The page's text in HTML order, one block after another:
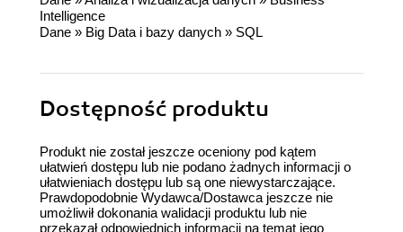
Intelligence
Dane » Big Data i bazy danych » SQL
Dostępność produktu
Produkt nie został jeszcze oceniony pod kątem
ułatwień dostępu lub nie podano żadnych informacji o
ułatwieniach dostępu lub są one niewystarczające.
Prawdopodobnie Wydawca/Dostawca jeszcze nie
umożliwił dokonania walidacji produktu lub nie
przekazał odpowiednich informacji na temat jego